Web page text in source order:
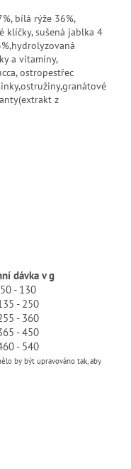
bílá rýže 36%,
klíčky, sušená jablka 4
a vitamíny,
ostropestřec
z
dávka v g
50 - 130
- 250
- 360
- 450
- 540
by být upravováno tak, aby